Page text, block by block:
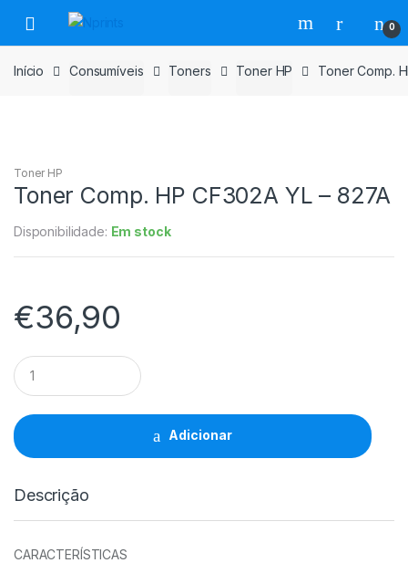
para
navegação
para
o
conteúdo
0
Início Consumíveis Toners Toner HP Toner Comp.
Toner HP
Toner Comp. HP CF302A YL – 827A
Disponibilidade: Em stock
€36,90
Toner
Comp.
HP
CF302A
YL
-
827A
Adicionar
Descrição
CARACTERÍSTICAS